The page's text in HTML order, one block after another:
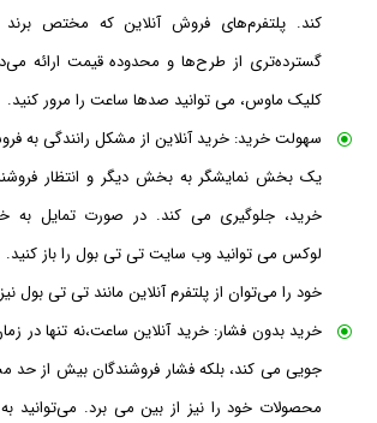
کند. پلتفرم‌های فروش آنلاین که مختص برند
گسترده‌تری از طرح‌ها و محدوده قیمت ارائه
کلیک ماوس، می توانید صدها ساعت را مرور کنید.
سهولت خرید: خرید آنلاین از مشکل رانندگی به
یک بخش نمایشگر به بخش دیگر و انتظار
خرید، جلوگیری می کند. در صورت تمایل به
لوکس می توانید وب سایت تی تی بول را باز کنید.
خود را می‌توان از پلتفرم‌ آنلاین مانند تی تی بول
خرید بدون فشار: خرید آنلاین ساعت،نه تنها در
جویی می کند، بلکه فشار فروشندگان بیش از حد
محصولات خود را نیز از بین می برد. می‌توانید